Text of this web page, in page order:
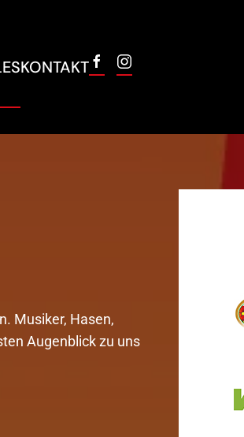
KONTAKT
Musiker, Hasen,
Augenblick zu uns